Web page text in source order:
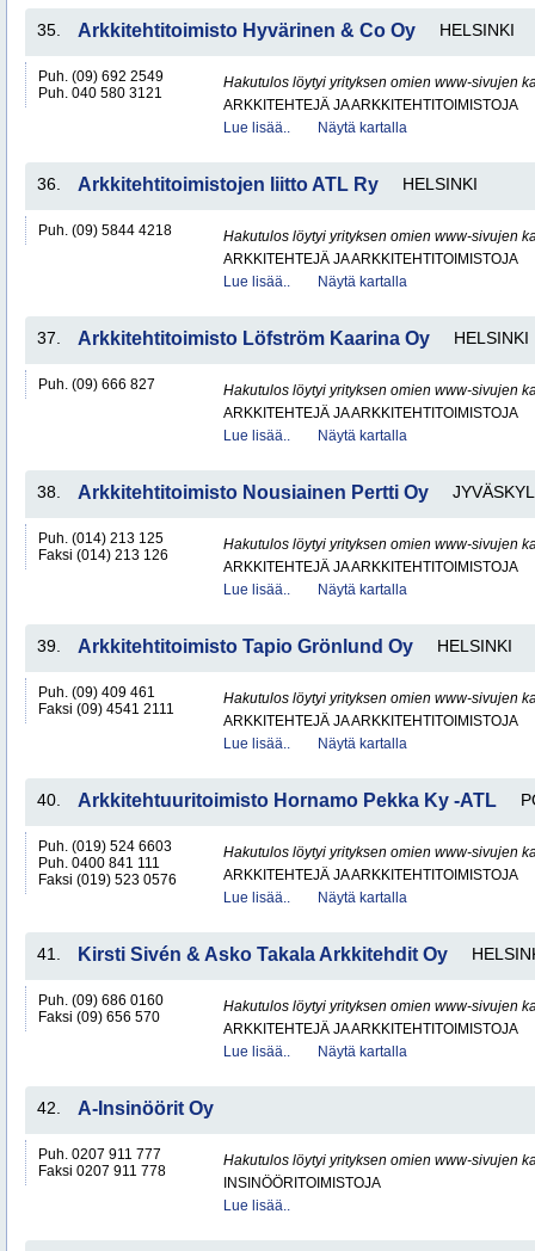
35. Arkkitehtitoimisto Hyvärinen & Co Oy HELSINKI
Puh. (09) 692 2549
Puh. 040 580 3121
Hakutulos löytyi yrityksen omien www-sivujen
ARKKITEHTEJÄ JA ARKKITEHTITOIMISTOJA
Lue lisää..
Näytä kartalla
36. Arkkitehtitoimistojen liitto ATL Ry HELSINKI
Puh. (09) 5844 4218
Hakutulos löytyi yrityksen omien www-sivujen
ARKKITEHTEJÄ JA ARKKITEHTITOIMISTOJA
Lue lisää..
Näytä kartalla
37. Arkkitehtitoimisto Löfström Kaarina Oy HELSINKI
Puh. (09) 666 827
Hakutulos löytyi yrityksen omien www-sivujen
ARKKITEHTEJÄ JA ARKKITEHTITOIMISTOJA
Lue lisää..
Näytä kartalla
38. Arkkitehtitoimisto Nousiainen Pertti Oy
Puh. (014) 213 125
Faksi (014) 213 126
Hakutulos löytyi yrityksen omien www-sivujen
ARKKITEHTEJÄ JA ARKKITEHTITOIMISTOJA
Lue lisää..
Näytä kartalla
39. Arkkitehtitoimisto Tapio Grönlund Oy HELSINKI
Puh. (09) 409 461
Faksi (09) 4541 2111
Hakutulos löytyi yrityksen omien www-sivujen
ARKKITEHTEJÄ JA ARKKITEHTITOIMISTOJA
Lue lisää..
Näytä kartalla
40. Arkkitehtuuritoimisto Hornamo Pekka Ky -ATL
Puh. (019) 524 6603
Puh. 0400 841 111
Faksi (019) 523 0576
Hakutulos löytyi yrityksen omien www-sivujen
ARKKITEHTEJÄ JA ARKKITEHTITOIMISTOJA
Lue lisää..
Näytä kartalla
41. Kirsti Sivén & Asko Takala Arkkitehdit Oy
Puh. (09) 686 0160
Faksi (09) 656 570
Hakutulos löytyi yrityksen omien www-sivujen
ARKKITEHTEJÄ JA ARKKITEHTITOIMISTOJA
Lue lisää..
Näytä kartalla
42. A-Insinöörit Oy
Puh. 0207 911 777
Faksi 0207 911 778
Hakutulos löytyi yrityksen omien www-sivujen
INSINÖÖRITOIMISTOJA
Lue lisää..